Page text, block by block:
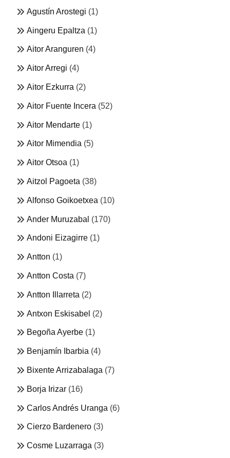
Agustín Arostegi (1)
Aingeru Epaltza (1)
Aitor Aranguren (4)
Aitor Arregi (4)
Aitor Ezkurra (2)
Aitor Fuente Incera (52)
Aitor Mendarte (1)
Aitor Mimendia (5)
Aitor Otsoa (1)
Aitzol Pagoeta (38)
Alfonso Goikoetxea (10)
Ander Muruzabal (170)
Andoni Eizagirre (1)
Antton (1)
Antton Costa (7)
Antton Illarreta (2)
Antxon Eskisabel (2)
Begoña Ayerbe (1)
Benjamín Ibarbia (4)
Bixente Arrizabalaga (7)
Borja Irizar (16)
Carlos Andrés Uranga (6)
Cierzo Bardenero (3)
Cosme Luzarraga (3)